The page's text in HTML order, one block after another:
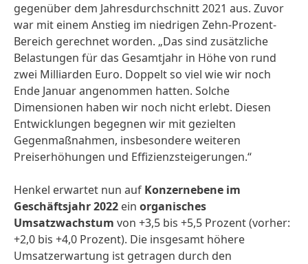
gegenüber dem Jahresdurchschnitt 2021 aus. Zuvor
war mit einem Anstieg im niedrigen Zehn-Prozent-
Bereich gerechnet worden. „Das sind zusätzliche
Belastungen für das Gesamtjahr in Höhe von rund
zwei Milliarden Euro. Doppelt so viel wie wir noch
Ende Januar angenommen hatten. Solche
Dimensionen haben wir noch nicht erlebt. Diesen
Entwicklungen begegnen wir mit gezielten
Gegenmaßnahmen, insbesondere weiteren
Preiserhöhungen und Effizienzsteigerungen.“
Henkel erwartet nun auf Konzernebene im
Geschäftsjahr 2022 ein organisches
Umsatzwachstum von +3,5 bis +5,5 Prozent (vorher:
+2,0 bis +4,0 Prozent). Die insgesamt höhere
Umsatzerwartung ist getragen durch den